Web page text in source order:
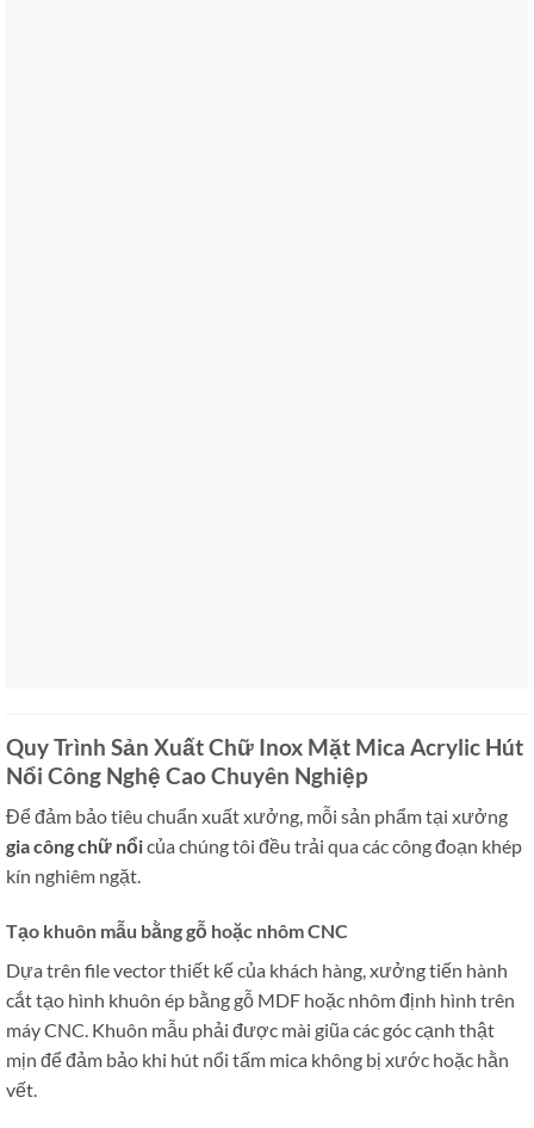
Quy Trình Sản Xuất Chữ Inox Mặt Mica Acrylic Hút
Nổi Công Nghệ Cao Chuyên Nghiệp
Để đảm bảo tiêu chuẩn xuất xưởng, mỗi sản phẩm tại xưởng
gia công chữ nổicủa chúng tôi đều trải qua các công đoạn khép
kín nghiêm ngặt.
Tạo khuôn mẫu bằng gỗ hoặc nhôm CNC
Dựa trên file vector thiết kế của khách hàng, xưởng tiến hành
cắt tạo hình khuôn ép bằng gỗ MDF hoặc nhôm định hình trên
máy CNC. Khuôn mẫu phải được mài giũa các góc cạnh thật
mịn để đảm bảo khi hút nổi tấm mica không bị xước hoặc hằn
vết.